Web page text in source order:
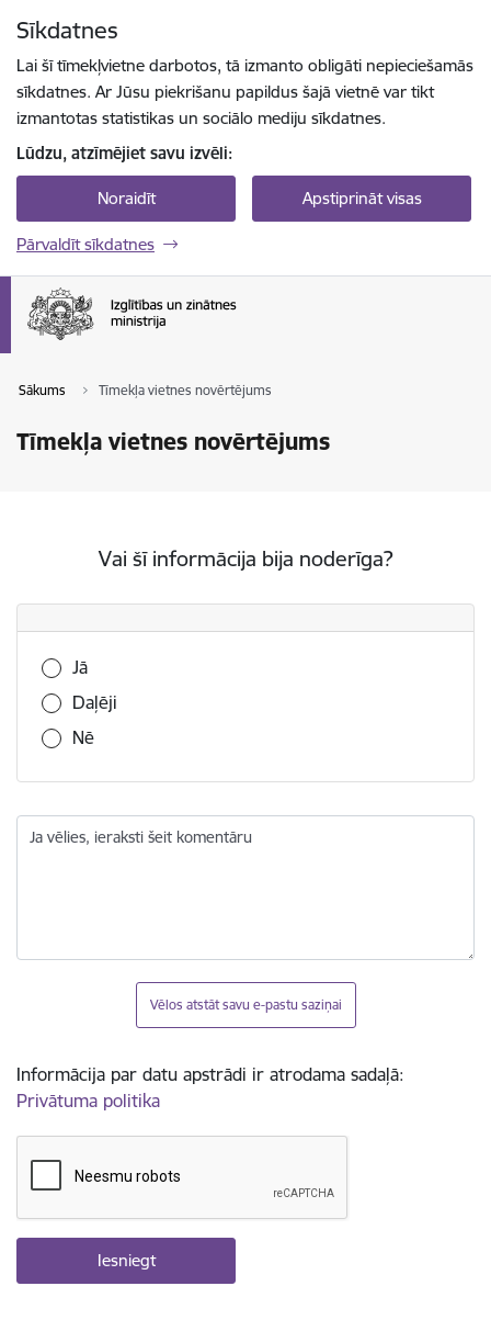
Sīkdatnes
Lai šī tīmekļvietne darbotos, tā izmanto obligāti nepieciešamās
sīkdatnes. Ar Jūsu piekrišanu papildus šajā vietnē var tikt
izmantotas statistikas un sociālo mediju sīkdatnes.
Lūdzu, atzīmējiet savu izvēli:
Noraidīt Apstiprināt visas
Pārvaldīt sīkdatnes
Sākums Tīmekļa vietnes novērtējums
Tīmekļa vietnes novērtējums
Vai šī informācija bija noderīga?
Vai šī informācija bija noderīga?
Jā
Daļēji
Nē
Ja vēlies, ieraksti šeit komentāru
Vēlos atstāt savu e-pastu saziņai
Informācija par datu apstrādi ir atrodama sadaļā:
Privātuma politika